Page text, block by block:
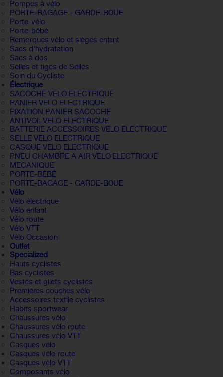
Pompes à vélo
PORTE-BAGAGE - GARDE-BOUE
Porte-vélo
Porte-bébé
Remorques vélo et sièges enfant
Sacs d'hydratation
Sacs à dos
Selles et tiges de Selles
Soin du Cycliste
Électrique
SACOCHE VELO ELECTRIQUE
PANIER VELO ELECTRIQUE
FIXATION PANIER SACOCHE
ANTIVOL VELO ELECTRIQUE
BATTERIE ACCESSOIRES VELO ELECTRIQUE
SELLE VELO ELECTRIQUE
CASQUE VELO ELECTRIQUE
PNEU CHAMBRE A AIR VELO ELECTRIQUE
MECANIQUE
PORTE-BÉBÉ
PORTE-BAGAGE - GARDE-BOUE
Vélo
Vélo électrique
Vélo enfant
Vélo route
Vélo VTT
Vélo Occasion
Outlet
Specialized
Hauts cyclistes
Bas cyclistes
Vestes et gilets cyclistes
Premières couches vélo
Accessoires textile cyclistes
Habits sportwear
Chaussures vélo
Chaussures vélo route
Chaussures vélo VTT
Casques vélo
Casques vélo route
Casques vélo VTT
Composants vélo